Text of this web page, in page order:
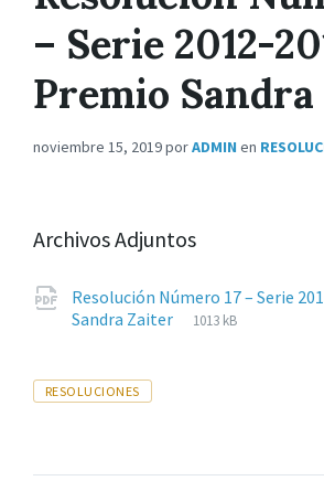
– Serie 2012-
Premio
noviembre 15, 2019porADMIN en
Archivos Adjuntos
Resolución Número 17 – Serie
Sandra Zaiter
Extensiones
pdf
Tamaño
1013 kB
Tags
RESOLUCIONES